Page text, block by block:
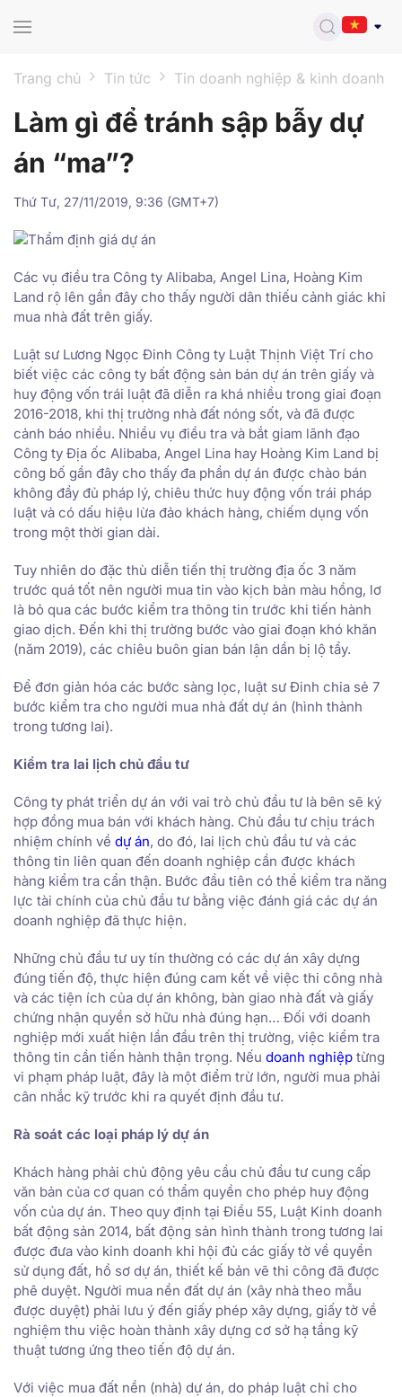
Trang chủ Tin tức Tin doanh nghiệp & kinh doanh
Làm gì để tránh sập bẫy dự
án “ma”?
Thứ Tư, 27/11/2019, 9:36 (GMT+7)
Các vụ điều tra Công ty Alibaba, Angel Lina, Hoàng Kim
Land rộ lên gần đây cho thấy người dân thiếu cảnh giác khi
mua nhà đất trên giấy.
Luật sư Lương Ngọc Đinh Công ty Luật Thịnh Việt Trí cho
biết việc các công ty bất động sản bán dự án trên giấy và
huy động vốn trái luật đã diễn ra khá nhiều trong giai đoạn
2016-2018, khi thị trường nhà đất nóng sốt, và đã được
cảnh báo nhiều. Nhiều vụ điều tra và bắt giam lãnh đạo
Công ty Địa ốc Alibaba, Angel Lina hay Hoàng Kim Land bị
công bố gần đây cho thấy đa phần dự án được chào bán
không đầy đủ pháp lý, chiêu thức huy động vốn trái pháp
luật và có dấu hiệu lừa đảo khách hàng, chiếm dụng vốn
trong một thời gian dài.
Tuy nhiên do đặc thù diễn tiến thị trường địa ốc 3 năm
trước quá tốt nên người mua tin vào kịch bản màu hồng, lơ
là bỏ qua các bước kiểm tra thông tin trước khi tiến hành
giao dịch. Đến khi thị trường bước vào giai đoạn khó khăn
(năm 2019), các chiêu buôn gian bán lận dần bị lộ tẩy.
Để đơn giản hóa các bước sàng lọc, luật sư Đinh chia sẻ 7
bước kiểm tra cho người mua nhà đất dự án (hình thành
trong tương lai).
Kiểm tra lai lịch chủ đầu tư
Công ty phát triển dự án với vai trò chủ đầu tư là bên sẽ ký
hợp đồng mua bán với khách hàng. Chủ đầu tư chịu trách
nhiệm chính về dự án, do đó, lai lịch chủ đầu tư và các
thông tin liên quan đến doanh nghiệp cần được khách
hàng kiểm tra cẩn thận. Bước đầu tiên có thể kiểm tra năng
lực tài chính của chủ đầu tư bằng việc đánh giá các dự án
doanh nghiệp đã thực hiện.
Những chủ đầu tư uy tín thường có các dự án xây dựng
đúng tiến độ, thực hiện đúng cam kết về việc thi công nhà
và các tiện ích của dự án không, bàn giao nhà đất và giấy
chứng nhận quyền sở hữu nhà đúng hạn… Đối với doanh
nghiệp mới xuất hiện lần đầu trên thị trường, việc kiểm tra
thông tin cần tiến hành thận trọng. Nếu doanh nghiệp từng
vi phạm pháp luật, đây là một điểm trừ lớn, người mua phải
cân nhắc kỹ trước khi ra quyết định đầu tư.
Rà soát các loại pháp lý dự án
Khách hàng phải chủ động yêu cầu chủ đầu tư cung cấp
văn bản của cơ quan có thẩm quyền cho phép huy động
vốn của dự án. Theo quy định tại Điều 55, Luật Kinh doanh
bất động sản 2014, bất động sản hình thành trong tương lai
được đưa vào kinh doanh khi hội đủ các giấy tờ về quyền
sử dụng đất, hồ sơ dự án, thiết kế bản vẽ thi công đã được
phê duyệt. Người mua nền đất dự án (xây nhà theo mẫu
được duyệt) phải lưu ý đến giấy phép xây dựng, giấy tờ về
nghiệm thu việc hoàn thành xây dựng cơ sở hạ tầng kỹ
thuật tương ứng theo tiến độ dự án.
Với việc mua đất nền (nhà) dự án, do pháp luật chỉ cho